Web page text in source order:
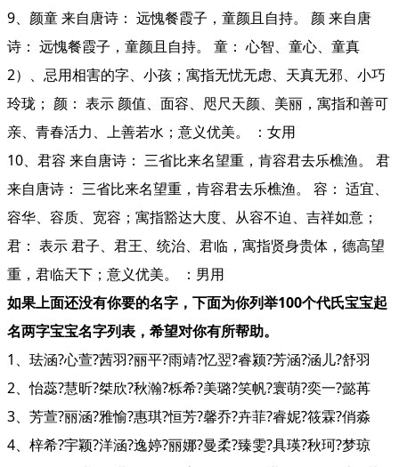
9、颜童 来自唐诗： 远愧餐霞子，童颜且自持。 颜 来自唐
诗： 远愧餐霞子，童颜且自持。 童： 心智、童心、童真
2）、忌用相害的字、小孩；寓指无忧无虑、天真无邪、小巧
玲珑； 颜： 表示 颜值、面容、咫尺天颜、美丽，寓指和善可
亲、青春活力、上善若水；意义优美。 ：女用
10、君容 来自唐诗： 三省比来名望重，肯容君去乐樵渔。 君
来自唐诗： 三省比来名望重，肯容君去乐樵渔。 容： 适宜、
容华、容质、宽容；寓指豁达大度、从容不迫、吉祥如意；
君： 表示 君子、君王、统治、君临，寓指贤身贵体，德高望
重，君临天下；意义优美。 ：男用
如果上面还没有你要的名字，下面为你列举100个代氏宝宝起
名两字宝宝名字列表，希望对你有所帮助。
1、珐涵?心萱?茜羽?丽平?雨靖?忆翌?睿颍?芳涵?涵儿?舒羽
2、怡蕊?慧昕?桀欣?秋瀚?栎希?美璐?笑帆?寰萌?奕一?懿苒
3、芳萱?丽涵?雅愉?惠琪?恒芳?馨乔?卉菲?睿妮?筱霖?俏淼
4、梓希?宇颖?洋涵?逸婷?丽娜?曼柔?臻雯?具瑛?秋珂?梦琼